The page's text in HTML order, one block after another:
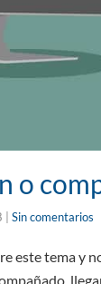
o
Sin comentarios
este tema y